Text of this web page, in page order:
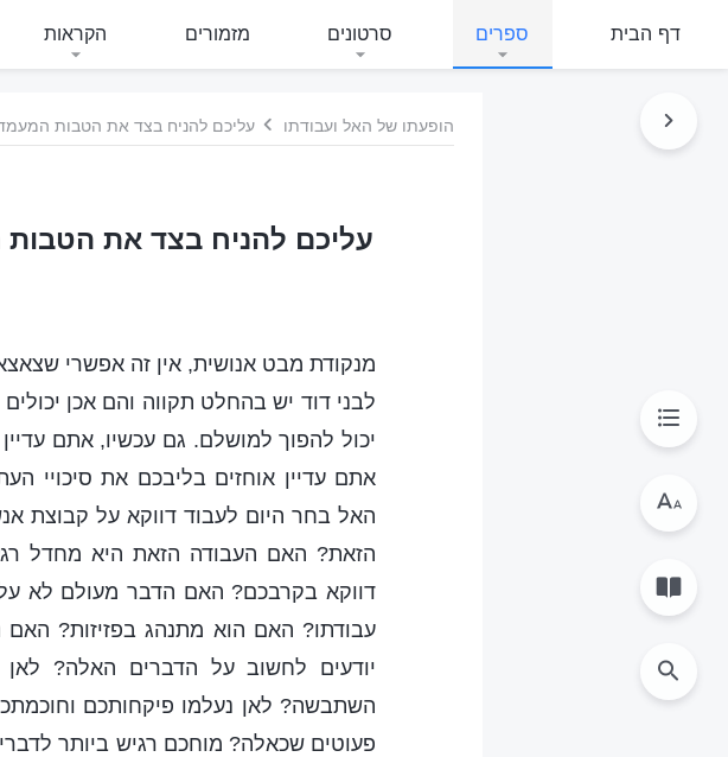
דף הבית ספרים סרטונים מזמורים הקראות
הופעתו של האל ועבודתו עליכם להניח בצד את הטבות
עליכם להניח בצד את הטבות
מנקודת מבט אנושית, אין זה אפשרי
לבני דוד יש בהחלט תקווה והם אכן
יכול להפוך למושלם. גם עכשיו, אתם
אתם עדיין אוחזים בליבכם את סיכויי
האל בחר היום לעבוד דווקא על קבוצת
הזאת? האם העבודה הזאת היא מחדל
דווקא בקרבכם? האם הדבר מעולם לא
עבודתו? האם הוא מתנהג בפזיזות?
יודעים לחשוב על הדברים האלה?
השתבשה? לאן נעלמו פיקחותכם
פעוטים שכאלה? מוחכם רגיש ביותר